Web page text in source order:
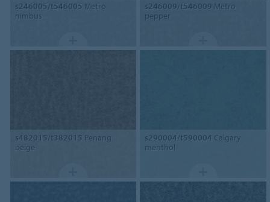
s246005/t546005 Metro
nimbus
s246009/t546009 Metro
pepper
s482015/t382015 Penang
beige
s290004/t590004 Calgary
menthol